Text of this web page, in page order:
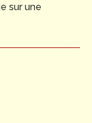
sur une